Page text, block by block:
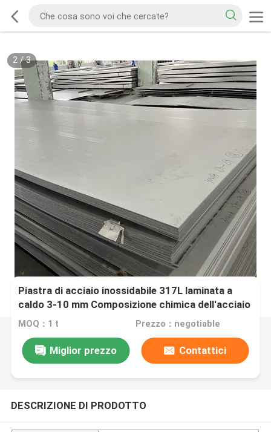
2/3
Piastra di acciaio inossidabile 317L laminata a
caldo 3-10 mm Composizione chimica dell'acciaio
inossidabile 317l
MOQ：1 t Prezzo：negotiable
Miglior prezzo Contattici
DESCRIZIONE DI PRODOTTO